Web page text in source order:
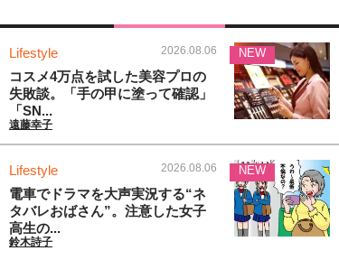
Lifestyle 2026.08.06
コスメ4万点を試した美容プロの
失敗談。「手の甲に塗って確認」
「SN...
遠藤幸子
NEW
Lifestyle 2026.08.06
電車でドラマを大声実況する“ネ
タバレおばさん”。注意した女子
高生の...
鈴木詩子
NEW